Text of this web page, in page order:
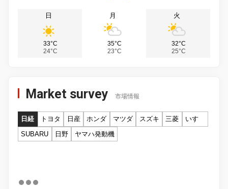
日
33°C
24°C
月
35°C
23°C
火
32°C
25°C
Market survey 市場情報
日経 トヨタ 日産 ホンダ マツダ スズキ 三菱
いすゞ
SUBARU
日野 ヤマハ発動機